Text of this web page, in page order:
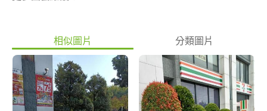
相似圖片 分類圖片